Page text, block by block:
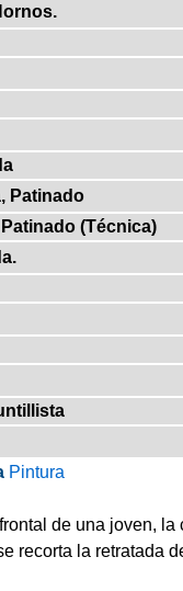
Patinado
(Técnica)
Pintura
de una joven,
recorta la retratada